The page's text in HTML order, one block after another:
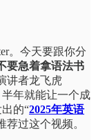
。今天要跟你分
要急着拿语法书
讲者龙飞虎
半年就能让一个成
的“2025年英语
荐过这个视频。